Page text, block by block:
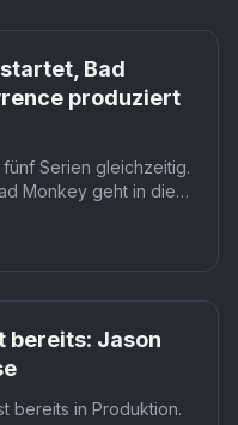
Bad
produziert
Serien gleichzeitig.
Monkey geht in die
Comedy-
bereits: Jason
bereits in Produktion.